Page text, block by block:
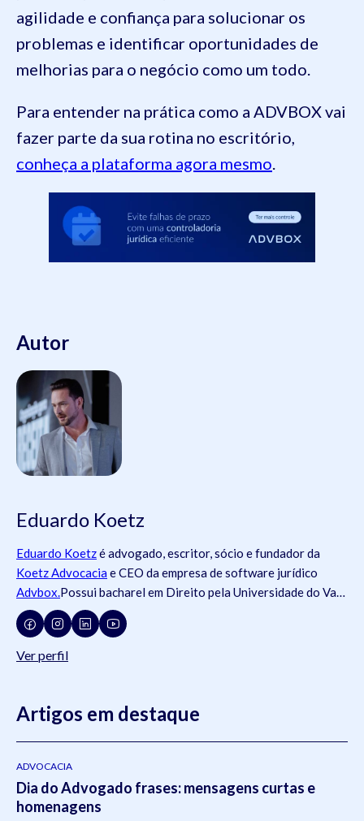
agilidade e confiança para solucionar os
problemas e identificar oportunidades de
melhorias para o negócio como um todo.
Para entender na prática como a ADVBOX vai
fazer parte da sua rotina no escritório,
conheça a plataforma agora mesmo.
Autor
Eduardo Koetz
Eduardo Koetzé advogado, escritor, sócio e fundador da
Koetz Advocacia e CEO da empresa de software jurídico
Advbox.Possui bacharel em Direito pela Universidade do Vale
do Rio dos Sinos (Unisinos
dos Advogados do Brasil
73.409, OAB/PR 72.951, OAB/SP 435.266, OAB/MG
graduado em Direito do Trabalho pela
do Rio Grande do Sul
(2011- 2012) e em Direito Tributário
- 2014).Atua como um dos principais gestores da Koetz
Advocacia realizando a supervisão e liderança em todos os
setores do escritório.Em 2021, Eduardo publicou o livro
Ver perfil
Artigos em destaque
ADVOCACIA
Dia do Advogado frases: mensagens curtas e
homenagens